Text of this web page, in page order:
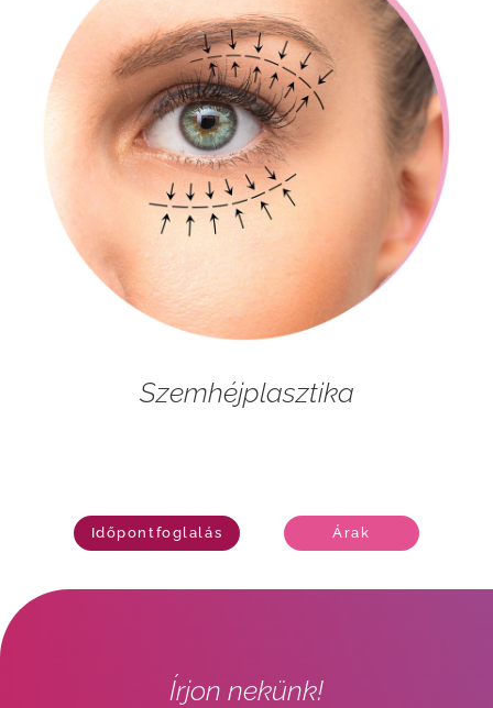
Szemhéjplasztika
Időpontfoglalás Árak
Írjon nekünk!